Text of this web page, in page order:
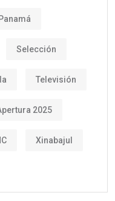
Panamá
Selección
Televisión
2025
Xinabajul